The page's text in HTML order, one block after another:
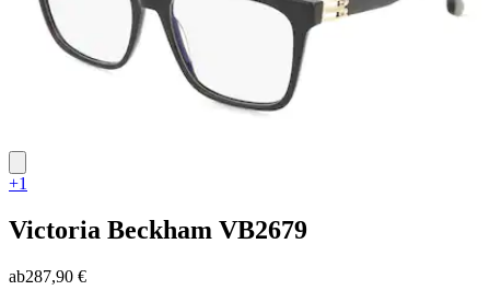
+1
Victoria Beckham VB2679
ab287,90 €